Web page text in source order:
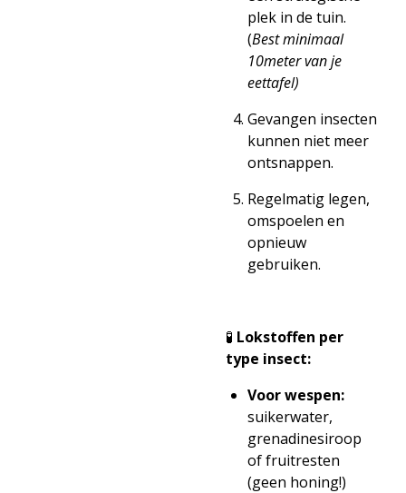
plek in de tuin.
(Best minimaal
10meter van je
eettafel)
Gevangen insecten
kunnen niet meer
ontsnappen.
Regelmatig legen,
omspoelen en
opnieuw
gebruiken.
🧪 Lokstoffen per
type insect:
Voor wespen:
suikerwater,
grenadinesiroop
of fruitresten
(geen honing!)